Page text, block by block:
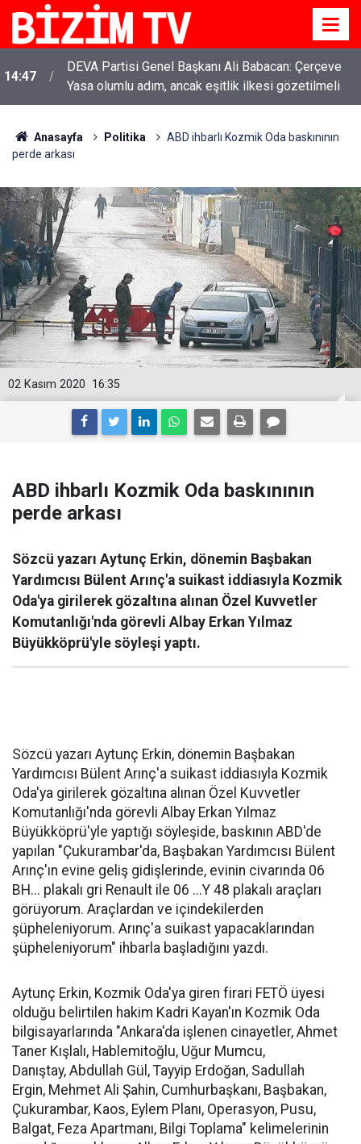
14:47
DEVA Partisi Genel Başkanı Ali Babacan: Çerçeve
Yasa olumlu adım, ancak eşitlik ilkesi gözetilmeli
11:51
YENİ Parti Genel Başkanı Özgür Özel: “Şehit
ailelerinin, gazilerin yanına varamayacağımız,
gözüne bakamayacağımız işlerin içinde olmayız”
Anasayfa Politika
ABD ihbarlı Kozmik Oda baskınının
perde arkası
16:35
02 Kasım 2020
ABD ihbarlı Kozmik Oda baskınının
perde arkası
Sözcü yazarı Aytunç Erkin, dönemin Başbakan
Yardımcısı Bülent Arınç'a suikast iddiasıyla Kozmik
Oda'ya girilerek gözaltına alınan Özel Kuvvetler
Komutanlığı'nda görevli Albay Erkan Yılmaz
Büyükköprü'yle söyleşi yaptı.
Sözcü yazarı Aytunç Erkin, dönemin Başbakan
Yardımcısı Bülent Arınç'a suikast iddiasıyla Kozmik
Oda'ya girilerek gözaltına alınan Özel Kuvvetler
Komutanlığı'nda görevli Albay Erkan Yılmaz
Büyükköprü'yle yaptığı söyleşide, baskının ABD'de
yapılan "Çukurambar'da, Başbakan Yardımcısı Bülent
Arınç'ın evine geliş gidişlerinde, evinin civarında 06
BH... plakalı gri Renault ile 06 ...Y 48 plakalı araçları
görüyorum. Araçlardan ve içindekilerden
şüpheleniyorum. Arınç'a suikast yapacaklarından
şüpheleniyorum" ihbarla başladığını yazdı.
Aytunç Erkin, Kozmik Oda'ya giren firari FETÖ üyesi
olduğu belirtilen hakim Kadri Kayan'ın Kozmik Oda
bilgisayarlarında "Ankara'da işlenen cinayetler, Ahmet
Taner Kışlalı, Hablemitoğlu, Uğur Mumcu,
Danıştay, Abdullah Gül, Tayyip Erdoğan, Sadullah
Ergin, Mehmet Ali Şahin, Cumhurbaşkanı, Başbakan,
Çukurambar, Kaos, Eylem Planı, Operasyon, Pusu,
Balgat, Feza Apartmanı, Bilgi Toplama" kelimelerinin